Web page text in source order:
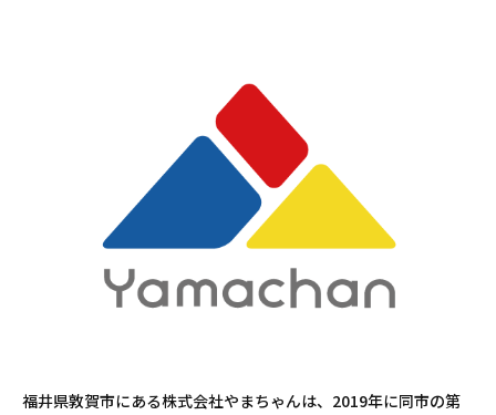
福井県敦賀市にある株式会社やまちゃんは、2019年に同市の第